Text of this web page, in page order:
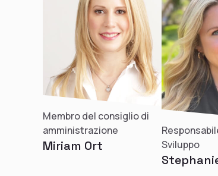
Membro del consiglio di
amministrazione
Miriam Ort
Sviluppo